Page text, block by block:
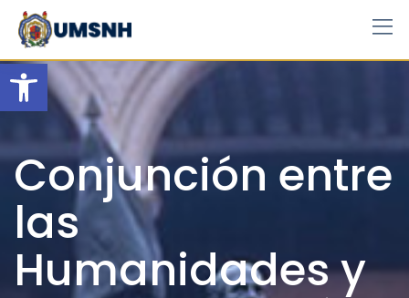
Open toolbar
Skip
content
Conjunción entre
las
Humanidades y